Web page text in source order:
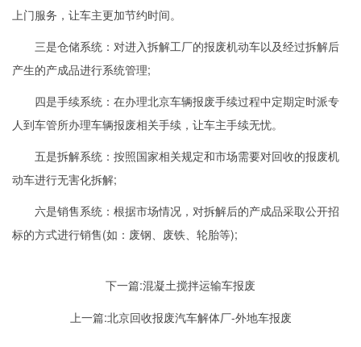
上门服务，让车主更加节约时间。
三是仓储系统：对进入拆解工厂的报废机动车以及经过拆解后
产生的产成品进行系统管理;
四是手续系统：在办理北京车辆报废手续过程中定期定时派专
人到车管所办理车辆报废相关手续，让车主手续无忧。
五是拆解系统：按照国家相关规定和市场需要对回收的报废机
动车进行无害化拆解;
六是销售系统：根据市场情况，对拆解后的产成品采取公开招
标的方式进行销售(如：废钢、废铁、轮胎等);
下一篇:混凝土搅拌运输车报废
上一篇:北京回收报废汽车解体厂-外地车报废